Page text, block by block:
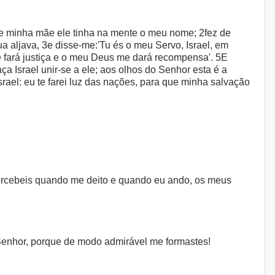
mãe ele tinha na mente o meu nome; 2fez de
aljava, 3e disse-me:'Tu és o meu Servo, Israel, em
justiça e o meu Deus me dará recompensa'. 5E
Israel unir-se a ele; aos olhos do Senhor esta é a
eu te farei luz das nações, para que minha salvação
quando me deito e quando eu ando, os meus
porque de modo admirável me formastes!